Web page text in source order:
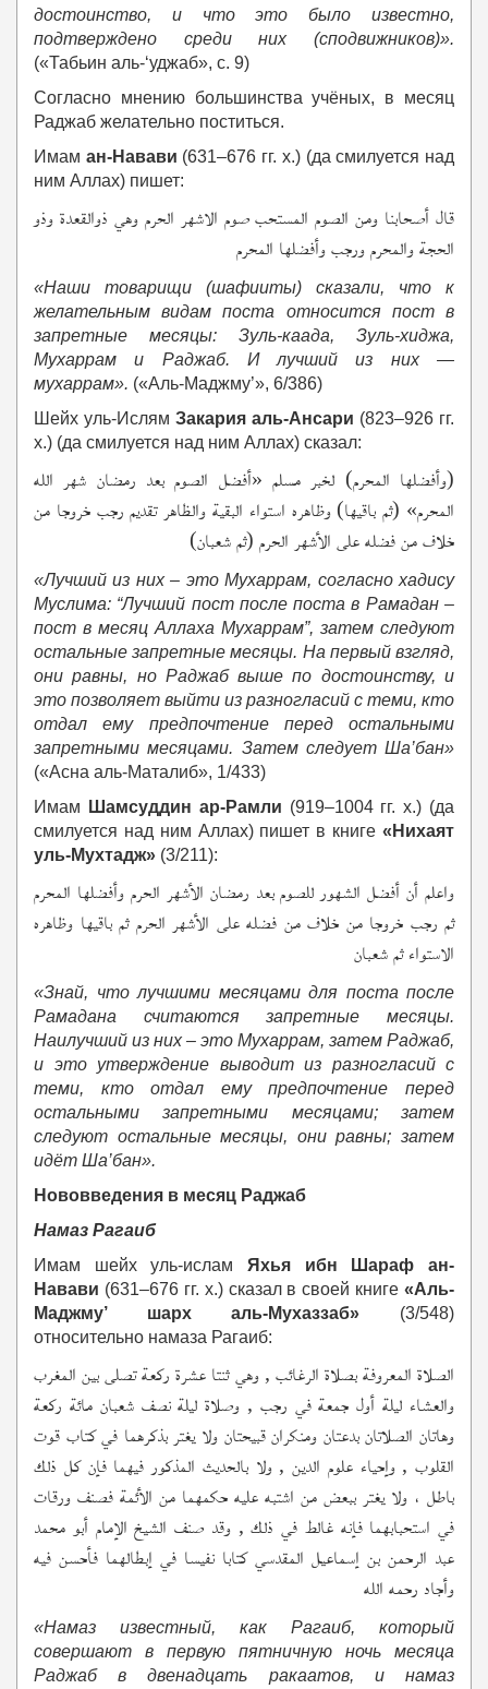
достоинство, и что это было известно,
подтверждено среди них (сподвижников)».
(«Табьин аль-‘уджаб», с. 9)
Согласно мнению большинства учёных, в месяц
Раджаб желательно поститься.
Имам ан-Навави (631–676 гг. х.) (да смилуется над
ним Аллах) пишет:
قال أصحابنا ومن الصوم المستحب صوم الاشهر الحرم وهي ذوالقعدة وذو
الحجة والمحرم ورجب وأفضلها المحرم
«Наши товарищи (шафииты) сказали, что к
желательным видам поста относится пост в
запретные месяцы: Зуль-каада, Зуль-хиджа,
Мухаррам и Раджаб. И лучший из них —
мухаррам». («Аль-Маджму’», 6/386)
Шейх уль-Ислям Закария аль-Ансари (823–926 гг.
х.) (да смилуется над ним Аллах) сказал:
(وأفضلها المحرم) لخبر مسلم «أفضل الصوم بعد رمضان شهر الله
المحرم» (ثم باقيها) وظاهره استواء البقية والظاهر تقديم رجب خروجا من
خلاف من فضله على الأشهر الحرم (ثم شعبان)
«Лучший из них – это Мухаррам, согласно хадису
Муслима: “Лучший пост после поста в Рамадан –
пост в месяц Аллаха Мухаррам”, затем следуют
остальные запретные месяцы. На первый взгляд,
они равны, но Раджаб выше по достоинству, и
это позволяет выйти из разногласий с теми, кто
отдал ему предпочтение перед остальными
запретными месяцами. Затем следует Ша’бан»
(«Асна аль-Маталиб», 1/433)
Имам
Шамсуддин ар-Рамли (919–1004 гг. х.) (да
смилуется над ним Аллах) пишет в книге «Нихаят
уль-Мухтадж» (3/211):
واعلم أن أفضل الشهور للصوم بعد رمضان الأشهر الحرم وأفضلها المحرم
ثم رجب خروجا من خلاف من فضله على الأشهر الحرم ثم باقيها وظاهره
الاستواء ثم شعبان
«Знай, что лучшими месяцами для поста после
Рамадана считаются запретные месяцы.
Наилучший из них – это Мухаррам, затем Раджаб,
и это утверждение выводит из разногласий с
теми, кто отдал ему предпочтение перед
остальными запретными месяцами; затем
следуют остальные месяцы, они равны; затем
идёт Ша’бан».
Нововведения в месяц Раджаб
Намаз Рагаиб
Имам шейх уль-ислам Яхья ибн Шараф ан-
Навави (631–676 гг. х.) сказал в своей книге «Аль-
Маджму’ шарх аль-Мухаззаб» (3/548)
относительно намаза Рагаиб:
الصلاة المعروفة بصلاة الرغائب , وهي ثنتا عشرة ركعة تصلى بين المغرب
والعشاء ليلة أول جمعة في رجب , وصلاة ليلة نصف شعبان مائة ركعة
وهاتان الصلاتان بدعتان ومنكران قبيحتان ولا يغتر بذكرهما في كتاب قوت
القلوب , وإحياء علوم الدين , ولا بالحديث المذكور فيهما فإن كل ذلك
باطل ، ولا يغتر ببعض من اشتبه عليه حكمهما من الأئمة فصنف ورقات
في استحبابهما فإنه غالط في ذلك , وقد صنف الشيخ الإمام أبو محمد
عبد الرحمن بن إسماعيل المقدسي كتابا نفيسا في إبطالهما فأحسن فيه
وأجاد رحمه الله
«Намаз известный, как Рагаиб, который
совершают в первую пятничную ночь месяца
Раджаб в двенадцать ракаатов, и намаз